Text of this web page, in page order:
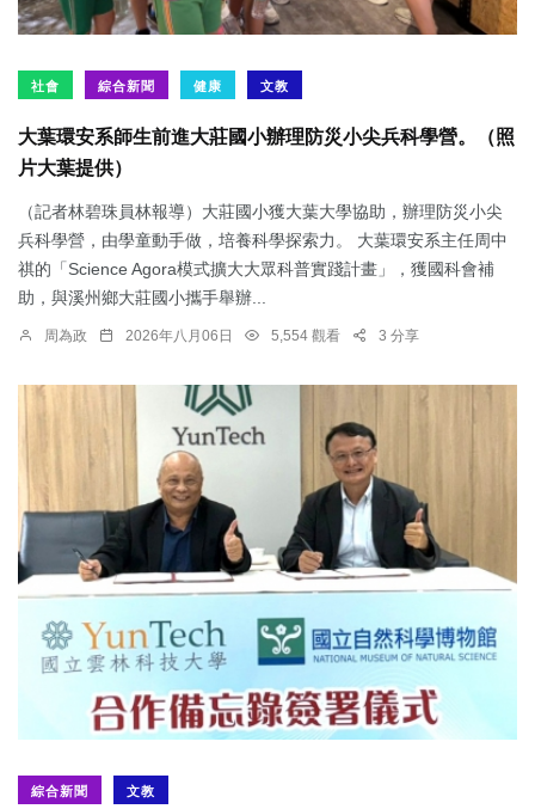
社會 綜合新聞 健康 文教
大葉環安系師生前進大莊國小辦理防災小尖兵科學營。（照
片大葉提供）
（記者林碧珠員林報導）大莊國小獲大葉大學協助，辦理防災小尖
兵科學營，由學童動手做，培養科學探索力。 大葉環安系主任周中
祺的「Science Agora模式擴大大眾科普實踐計畫」，獲國科會補
助，與溪州鄉大莊國小攜手舉辦...
周為政 2026年八月06日 5,554 觀看 3 分享
綜合新聞 文教